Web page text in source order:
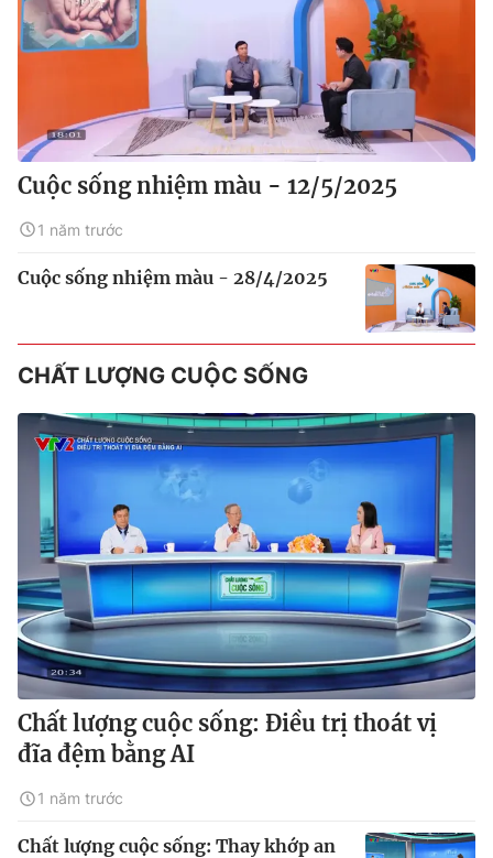
Cuộc sống nhiệm màu - 12/5/2025
1 năm trước
Cuộc sống nhiệm màu - 28/4/2025
CHẤT LƯỢNG CUỘC SỐNG
Chất lượng cuộc sống: Điều trị thoát vị
đĩa đệm bằng AI
1 năm trước
Chất lượng cuộc sống: Thay khớp an